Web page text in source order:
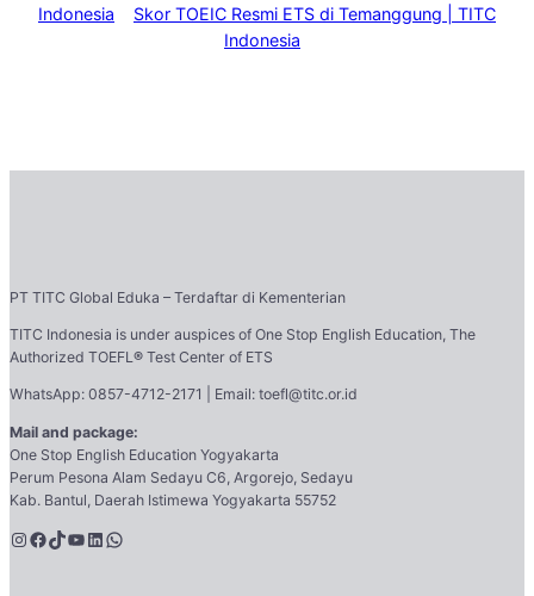
Indonesia
Skor TOEIC Resmi ETS di Temanggung | TITC
Indonesia
PT TITC Global Eduka – Terdaftar di Kementerian
TITC Indonesia is under auspices of One Stop English Education, The
Authorized TOEFL® Test Center of ETS
WhatsApp: 0857-4712-2171 | Email: toefl@titc.or.id
Mail and package:
One Stop English Education Yogyakarta
Perum Pesona Alam Sedayu C6, Argorejo, Sedayu
Kab. Bantul, Daerah Istimewa Yogyakarta 55752
Instagram Facebook TikTok YouTube LinkedIn WhatsApp